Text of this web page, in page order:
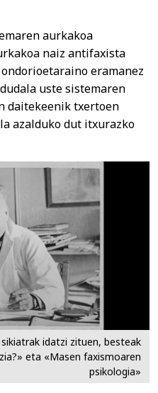
aurkakoa
naiz antifaxista
eramanez
uste sistemaren
daitekeenik txertoen
azalduko dut itxurazko
idatzi zituen, besteak
eta «Masen faxismoaren
psikologia»